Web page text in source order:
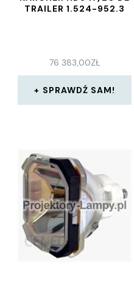
TRAILER 1.524-952.3
76 383,00ZŁ
SPRAWDŹ SAM!